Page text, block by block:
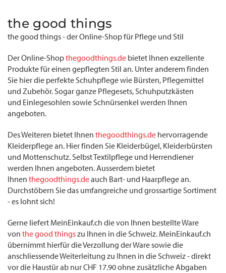
the good things
the good things - der Online-Shop für Pflege und Stil
Der Online-Shopthegoodthings.de bietet Ihnen exzellente
Produkte für einen gepflegten Stil an. Unter anderem finden
Sie hier die perfekte Schuhpflege wie Bürsten, Pflegemittel
und Zubehör. Sogar ganze Pflegesets, Schuhputzkästen
und Einlegesohlen sowie Schnürsenkel werden Ihnen
angeboten.
Des Weiteren bietet Ihnen thegoodthings.de hervorragende
Kleiderpflege an. Hier finden Sie Kleiderbügel, Kleiderbürsten
und Mottenschutz. Selbst Textilpflege und Herrendiener
werden Ihnen angeboten. Ausserdem bietet
Ihnen thegoodthings.deauch Bart- und Haarpflege an.
Durchstöbern Sie das umfangreiche und grossartige Sortiment
- es lohnt sich!
Gerne liefert MeinEinkauf.ch die von Ihnen bestellte Ware
von the good thingszu Ihnen in die Schweiz. MeinEinkauf.ch
übernimmt hierfür die Verzollung der Ware sowie die
anschliessende Weiterleitung zu Ihnen in die Schweiz - direkt
vor die Haustür ab nur CHF 17.90 ohne zusätzliche Abgaben